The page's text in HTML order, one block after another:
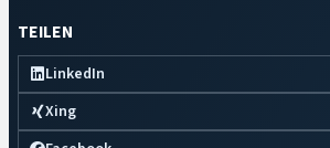
TEILEN
LinkedIn
Xing